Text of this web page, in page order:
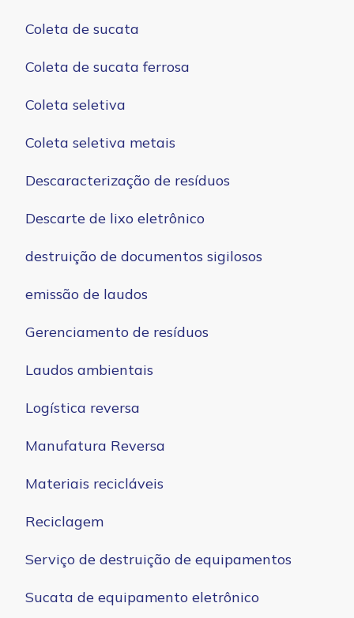
Coleta de sucata
Coleta de sucata ferrosa
Coleta seletiva
Coleta seletiva metais
Descaracterização de resíduos
Descarte de lixo eletrônico
destruição de documentos sigilosos
emissão de laudos
Gerenciamento de resíduos
Laudos ambientais
Logística reversa
Manufatura Reversa
Materiais recicláveis
Reciclagem
Serviço de destruição de equipamentos
Sucata de equipamento eletrônico